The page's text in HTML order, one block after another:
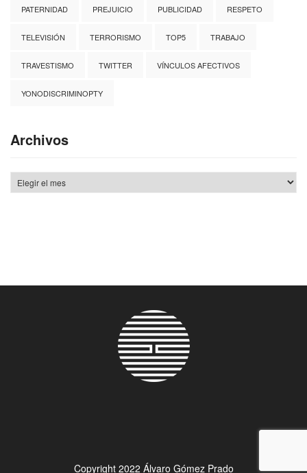
PATERNIDAD PREJUICIO PUBLICIDAD RESPETO
TELEVISIÓN TERRORISMO TOP5 TRABAJO
TRAVESTISMO TWITTER VÍNCULOS AFECTIVOS
YONODISCRIMINOPTY
Archivos
Archivos
Copyright 2022 Álvaro Gómez Prado